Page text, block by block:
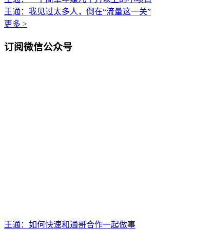
王通：我见过太多人，倒在“流量这一关”
更多 >
订阅微信公众号
王通：如何快速和通哥合作一起做事